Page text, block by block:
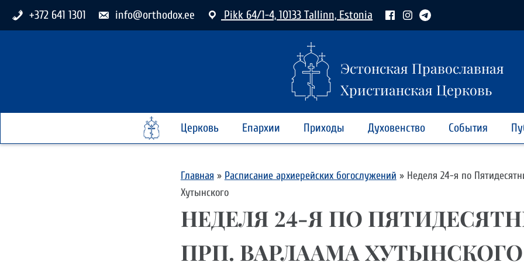
+372 641 1301 info@orthodox.ee Pikk 64/1-4, 10133 Tallinn, Estonia
Эстонская Православная
Христианская Церковь
Церковь Епархии Приходы Духовенство События
Главная » Расписание архиерейских богослужений » Неделя 24-я по
Хутынского
НЕДЕЛЯ 24-Я ПО
ПРП. ВАРЛААМА ХУТЫНСКОГО